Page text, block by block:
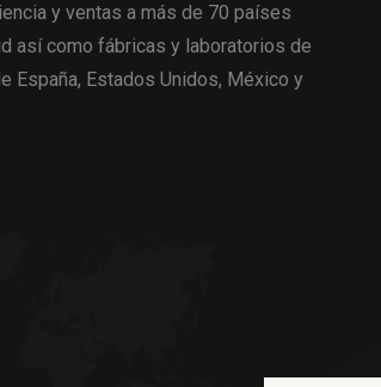
y ventas a más de 70 países
así como fábricas y laboratorios de
España, Estados Unidos, México y